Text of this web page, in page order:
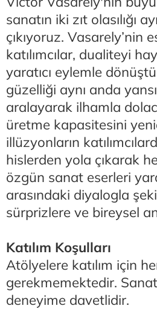
sanatın iki zıt olasılığı
çıkıyoruz.
katılımcılar, dualiteyi
yaratıcı eylemle
güzelliği aynı anda
aralayarak ilhamla
üretme kapasitesini
illüzyonların
hislerden yola çıkarak
özgün sanat eserleri
arasındaki diyalogla
sürprizlere ve bireysel
Katılım Koşulları
Atölyelere katılım için
gerekmemektedir.
deneyime davetlidir.